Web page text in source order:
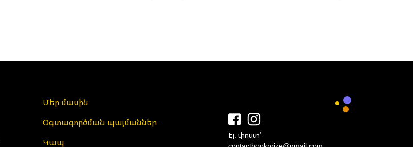
Մեր մասին
Օգտագործման պայմաններ
Կապ
Էլ. փոստ՝